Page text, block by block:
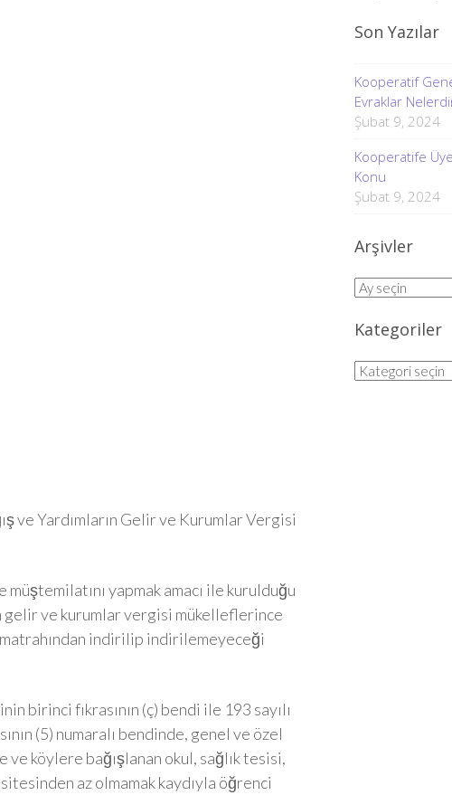
ve Yardımların Gelir ve Kurumlar Vergisi
yapmak amacı ile kurulduğu
ve kurumlar vergisi mükelleflerince
indirilip indirilemeyeceği
birinci fıkrasının (ç) bendi ile 193 sayılı
(5) numaralı bendinde, genel ve özel
köylere bağışlanan okul, sağlık tesisi,
az olmamak kaydıyla öğrenci
Son Yazılar
Kooperatif
Evraklar
Şubat 9, 2024
Kooperatife
Konu
Şubat 9, 2024
Arşivler
Arşivler
Kategoriler
Kategoriler